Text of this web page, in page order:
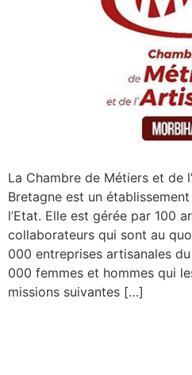
La Chambre de Métiers et de
Bretagne est un
l’Etat. Elle est gérée par 100
collaborateurs qui sont au
000 entreprises artisanales
000 femmes et hommes qui
missions suivantes […]